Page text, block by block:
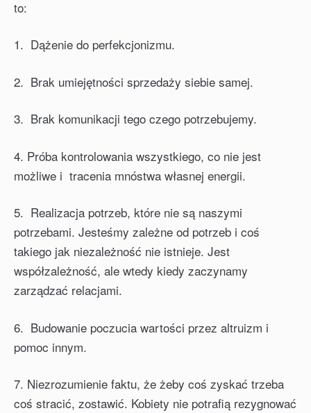
to:
1. Dążenie do perfekcjonizmu.
2. Brak umiejętności sprzedaży siebie samej.
3. Brak komunikacji tego czego potrzebujemy.
4. Próba kontrolowania wszystkiego, co nie jest
możliwe i tracenia mnóstwa własnej energii.
5. Realizacja potrzeb, które nie są naszymi
potrzebami. Jesteśmy zależne od potrzeb i coś
takiego jak niezależność nie istnieje. Jest
współzależność, ale wtedy kiedy zaczynamy
zarządzać relacjami.
6. Budowanie poczucia wartości przez altruizm i
pomoc innym.
7. Niezrozumienie faktu, że żeby coś zyskać trzeba
coś stracić, zostawić. Kobiety nie potrafią rezygnować